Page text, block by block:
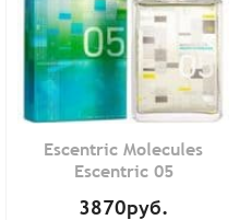
Escentric Molecules
Escentric 05
3870руб.